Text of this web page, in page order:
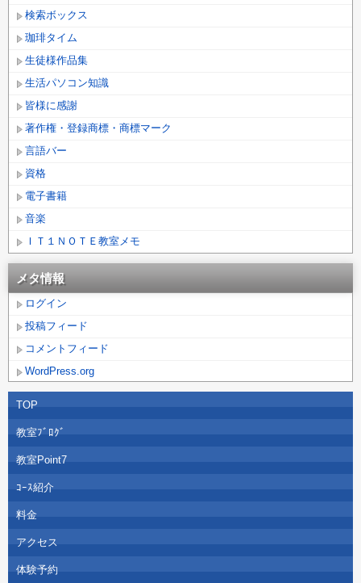
検索ボックス
珈琲タイム
生徒様作品集
生活パソコン知識
皆様に感謝
著作権・登録商標・商標マーク
言語バー
資格
電子書籍
音楽
ＩＴ１ＮＯＴＥ教室メモ
メタ情報
ログイン
投稿フィード
コメントフィード
WordPress.org
TOP
教室ﾌﾞﾛｸﾞ
教室Point7
ｺｰｽ紹介
料金
アクセス
体験予約